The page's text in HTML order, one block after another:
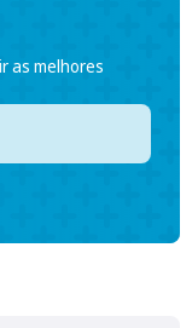
as melhores